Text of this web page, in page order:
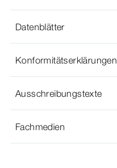
Datenblätter
Konformitätserklärungen
Ausschreibungstexte
Fachmedien